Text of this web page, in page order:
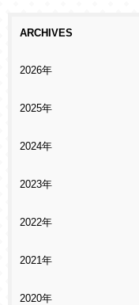
ARCHIVES
2026年
2025年
2024年
2023年
2022年
2021年
2020年